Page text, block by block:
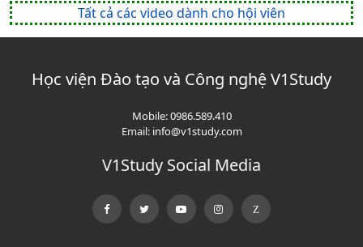
Tất cả các video dành cho hội viên
Học viện Đào tạo và Công nghệ V1Study
Mobile:0986.589.410
Email: info@v1study.com
V1Study Social Media